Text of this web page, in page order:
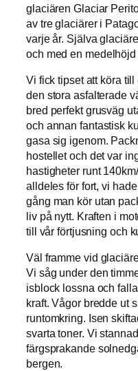
glaciären Glaciar
av tre glaciärer i
varje år. Själva
och med en
Vi fick tipset att köra
den stora asfalterade
bred perfekt grusväg
och annan fantastisk
gasa sig igenom.
hostellet och det var
hastigheter runt
alldeles för fort, vi
gång man kör utan
liv på nytt. Kraften i
till vår förtjusning och
Väl framme vid
Vi såg under den
isblock lossna och
kraft. Vågor bredde ut
runtomkring. Isen
svarta toner. Vi
färgsprakande
bergen.